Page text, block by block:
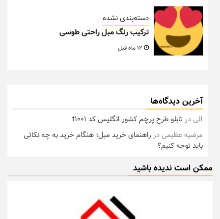
دسته‌بندی نشده
ترکیب رنگ مبل راحتی طوسی
آخرین دیدگاه‌ها
الیدرتابلو طرح پرچم کشور انگلیس کد t1001
مرضیه عظیمیدر راهنمای خرید مبل؛ هنگام خرید به چه نکاتی
باید توجه کنیم؟
ممکن است ندیده باشید